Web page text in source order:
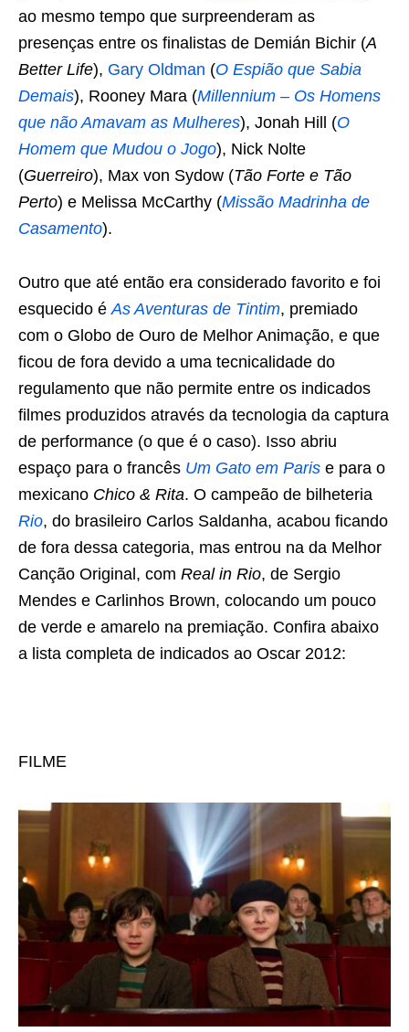
ao mesmo tempo que surpreenderam as
presenças entre os finalistas de Demián Bichir (A
Better Life), Gary Oldman (O Espião que Sabia
Demais), Rooney Mara (Millennium – Os Homens
que não Amavam as Mulheres), Jonah Hill (O
Homem que Mudou o Jogo), Nick Nolte
(Guerreiro), Max von Sydow (Tão Forte e Tão
Perto) e Melissa McCarthy (Missão Madrinha de
Casamento).
Outro que até então era considerado favorito e foi
esquecido é As Aventuras de Tintim, premiado
com o Globo de Ouro de Melhor Animação, e que
ficou de fora devido a uma tecnicalidade do
regulamento que não permite entre os indicados
filmes produzidos através da tecnologia da captura
de performance (o que é o caso). Isso abriu
espaço para o francês Um Gato em Paris e para o
mexicano Chico & Rita. O campeão de bilheteria
Rio, do brasileiro Carlos Saldanha, acabou ficando
de fora dessa categoria, mas entrou na da Melhor
Canção Original, com Real in Rio, de Sergio
Mendes e Carlinhos Brown, colocando um pouco
de verde e amarelo na premiação. Confira abaixo
a lista completa de indicados ao Oscar 2012:
FILME